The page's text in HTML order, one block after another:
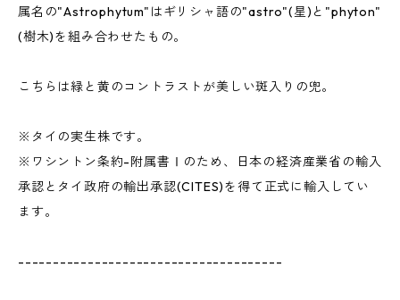
属名の"Astrophytum"はギリシャ語の"astro"(星)と"phyton"
(樹木)を組み合わせたもの。
こちらは緑と黄のコントラストが美しい斑入りの兜。
※タイの実生株です。
※ワシントン条約-附属書Ⅰのため、日本の経済産業省の輸入
承認とタイ政府の輸出承認(CITES)を得て正式に輸入してい
ます。
--------------------------------------